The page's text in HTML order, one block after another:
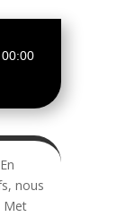
00:00
nous
Met